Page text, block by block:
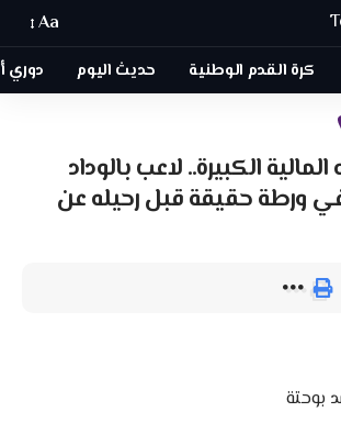
Aa
كرة القدم الوطنية حديث اليوم دوري
الكبيرة.. لاعب بالوداد
ورطة حقيقة قبل رحيله عن